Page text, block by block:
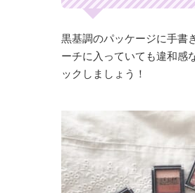
黒基調のパッケージに手書
ーチに入っていても違和
ックしましょう！